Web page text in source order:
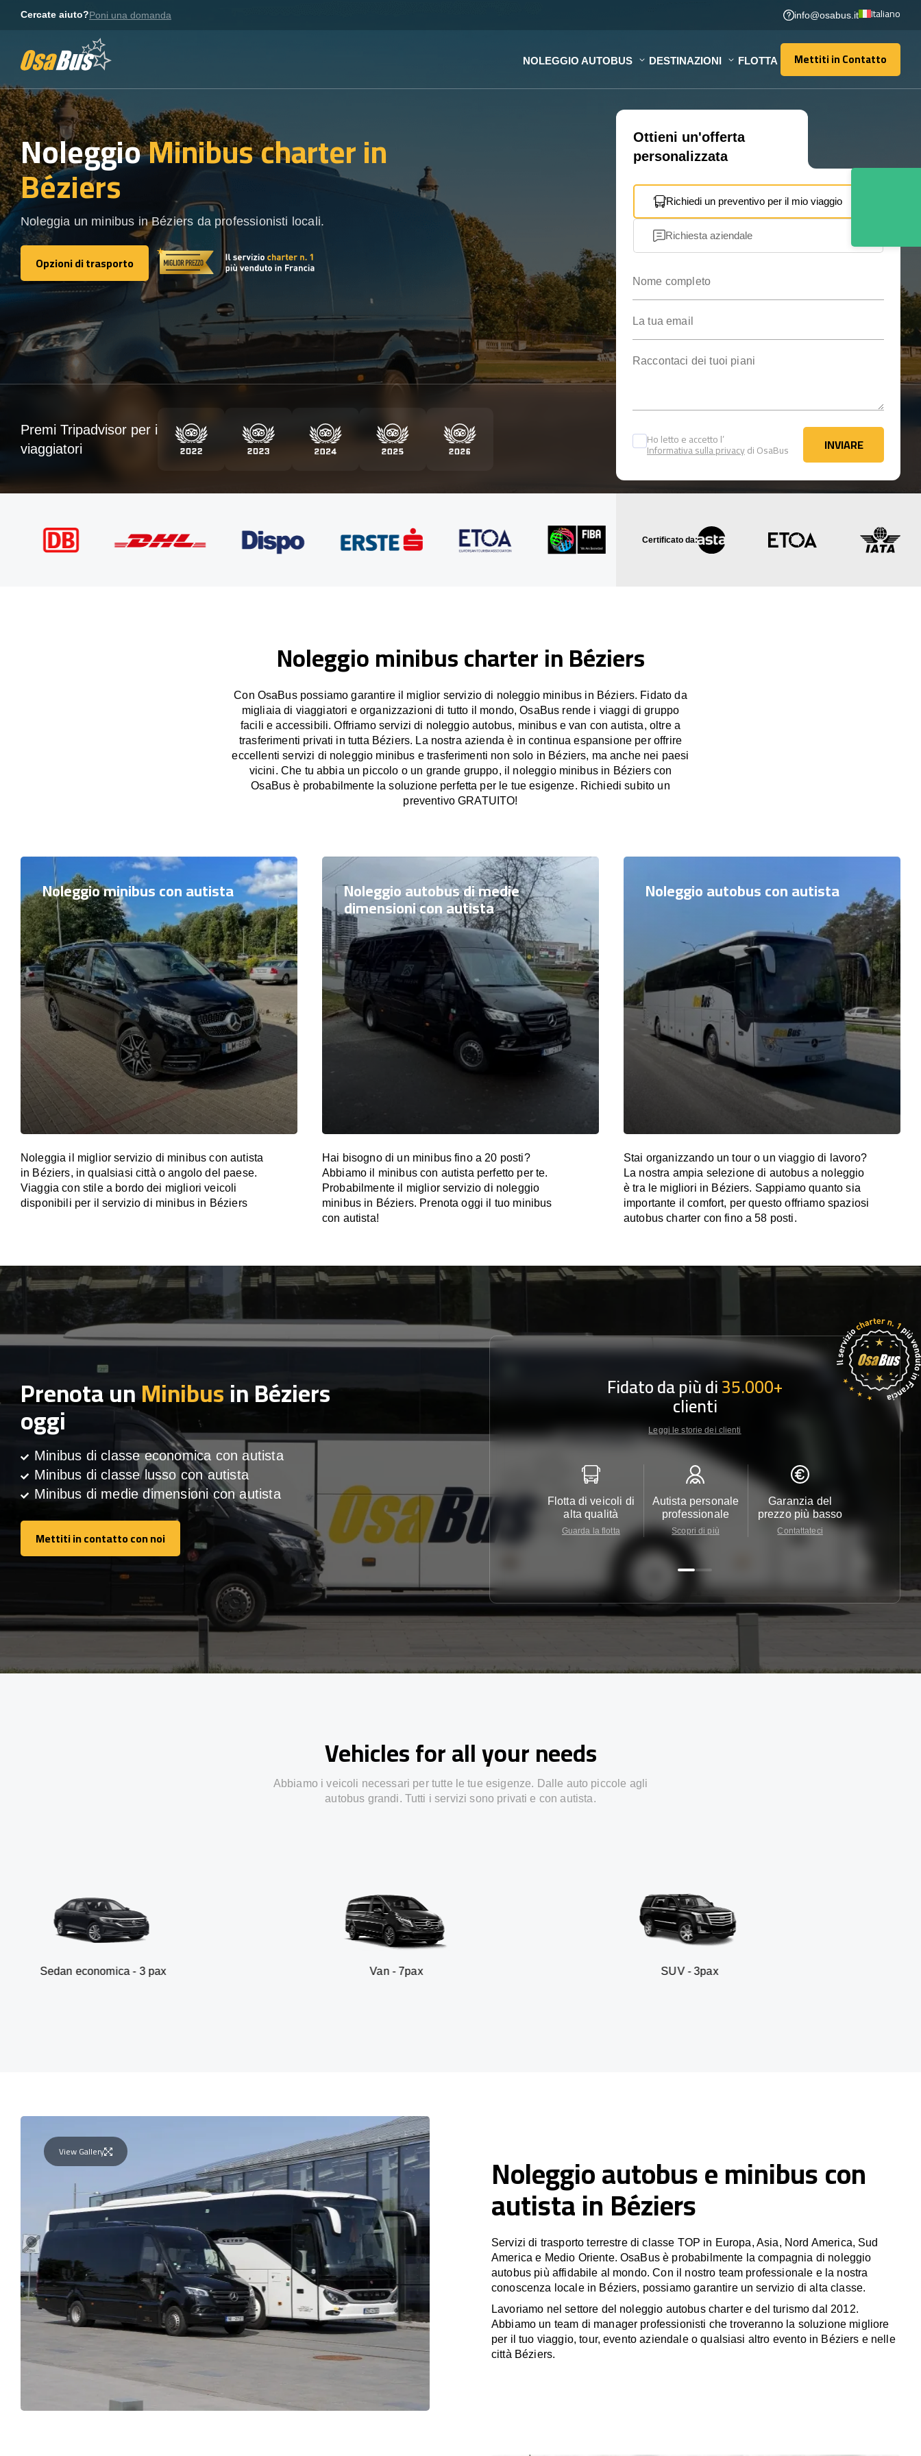
Cercate aiuto?Poni una domanda info@osabus.it Italiano
NOLEGGIO AUTOBUS DESTINAZIONI FLOTTA Mettiti in Contatto
Mettiti in Contatto
NoleggioMinibus charterin
Béziers
Noleggia un minibus in Béziers da professionisti locali.
Opzioni di trasporto
Opzioni di trasporto
Ottieni un'offerta
personalizzata
Richiedi un preventivo per il mio viaggio
Richiesta aziendale
Ho letto e accetto l’
Informativa sulla privacydi OsaBus INVIARE
INVIARE
Premi Tripadvisor per i
viaggiatori
Certificato da:
Noleggio minibus charter in Béziers
Con OsaBus possiamo garantire il miglior servizio di noleggio minibus in Béziers. Fidato da
migliaia di viaggiatori e organizzazioni di tutto il mondo, OsaBus rende i viaggi di gruppo
facili e accessibili. Offriamo servizi di noleggio autobus, minibus e van con autista, oltre a
trasferimenti privati in tutta Béziers. La nostra azienda è in continua espansione per offrire
eccellenti servizi di noleggio minibus e trasferimenti non solo in Béziers, ma anche nei paesi
vicini. Che tu abbia un piccolo o un grande gruppo, il noleggio minibus in Béziers con
OsaBus è probabilmente la soluzione perfetta per le tue esigenze. Richiedi subito un
preventivo GRATUITO!
Noleggio minibus con autista
Noleggia il miglior servizio di minibus con autista
in Béziers, in qualsiasi città o angolo del paese.
Viaggia con stile a bordo dei migliori veicoli
disponibili per il servizio di minibus in Béziers
Noleggio autobus di medie
dimensioni con autista
Hai bisogno di un minibus fino a 20 posti?
Abbiamo il minibus con autista perfetto per te.
Probabilmente il miglior servizio di noleggio
minibus in Béziers. Prenota oggi il tuo minibus
con autista!
Noleggio autobus con autista
Stai organizzando un tour o un viaggio di lavoro?
La nostra ampia selezione di autobus a noleggio
è tra le migliori in Béziers. Sappiamo quanto sia
importante il comfort, per questo offriamo spaziosi
autobus charter con fino a 58 posti.
Prenota unMinibusin Béziers
oggi
Minibus di classe economica con autista
Minibus di classe lusso con autista
Minibus di medie dimensioni con autista
Mettiti in contatto con noi
Mettiti in contatto con noi
Fidato da più di35.000+
clienti
Leggi le storie dei clienti
Flotta di veicoli di
alta qualità
Guarda la flotta
Autista personale
professionale
Scopri di più
Garanzia del
prezzo più basso
Contattateci
Vehicles for all your needs
Abbiamo i veicoli necessari per tutte le tue esigenze. Dalle auto piccole agli
autobus grandi. Tutti i servizi sono privati e con autista.
- 3 pax
View Gallery Noleggio autobus e minibus con
autista in Béziers
Servizi di trasporto terrestre di classe TOP in Europa, Asia, Nord America, Sud
America e Medio Oriente. OsaBus è probabilmente la compagnia di noleggio
autobus più affidabile al mondo. Con il nostro team professionale e la nostra
conoscenza locale in Béziers, possiamo garantire un servizio di alta classe.
Lavoriamo nel settore del noleggio autobus charter e del turismo dal 2012.
Abbiamo un team di manager professionisti che troveranno la soluzione migliore
per il tuo viaggio, tour, evento aziendale o qualsiasi altro evento in Béziers e nelle
città Béziers.